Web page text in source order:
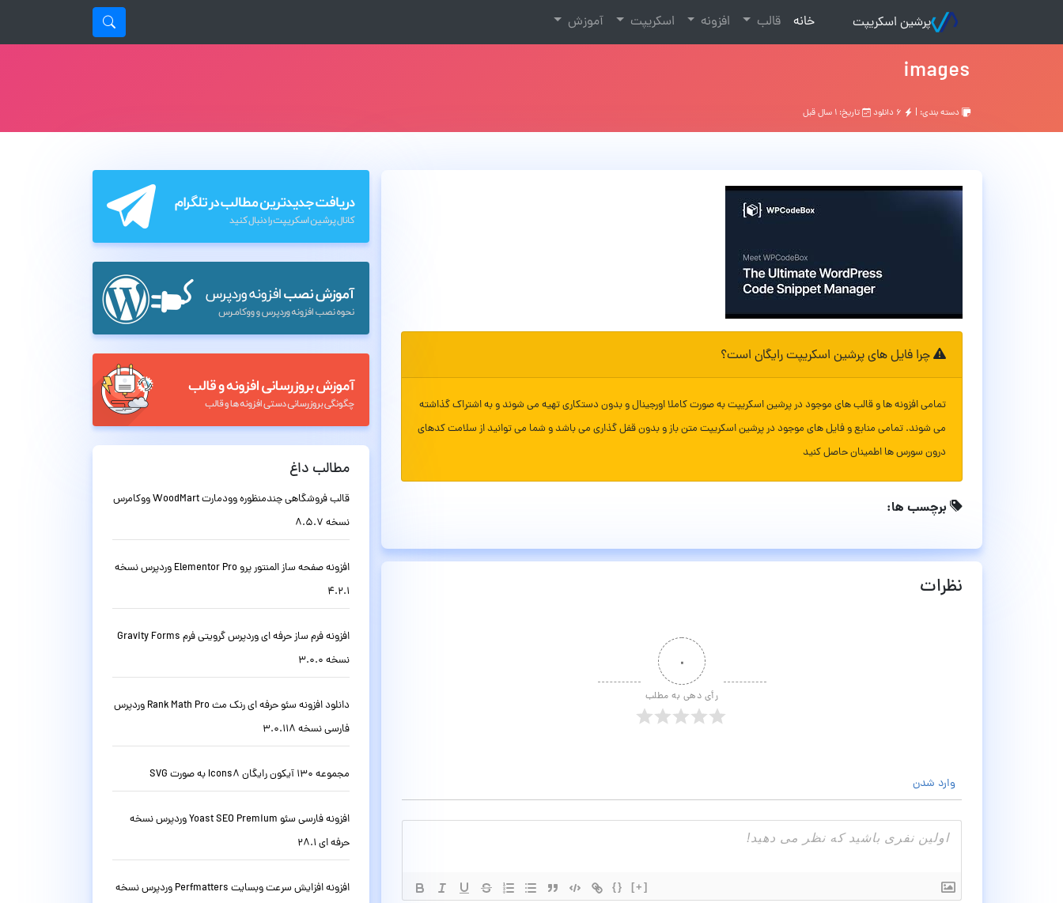
پرشین اسکریپت خانه
(current) قالب افزونه اسکریپت آموزش
images
دسته بندی: | تاریخ: ۱ سال قبل
چرا فایل های پرشین اسکریپت رایگان است؟
تمامی افزونه ها و قالب های موجود در پرشین اسکریپت به صورت کاملا اورجینال و بدون دستکاری تهیه می شوند و به اشتراک گذاشته
می شوند. تمامی منابع و فایل های موجود در پرشین اسکریپت متن باز و بدون قفل گذاری می باشد و شما می توانید از سلامت کدهای
درون سورس ها اطمینان حاصل کنید
برچسب ها:
نظرات
۰
رأی دهی به مطلب
وارد شدن
{} [+]
مطالب داغ
قالب فروشگاهی چندمنظوره وودمارت WoodMart ووکامرس
نسخه 8.5.7
افزونه صفحه ساز المنتور پرو Elementor Pro وردپرس نسخه
4.2.1
افزونه فرم ساز حرفه ای وردپرس گرویتی فرم Gravity Forms
نسخه 3.0.0
دانلود افزونه سئو حرفه ای رنک مث Rank Math Pro وردپرس
فارسی نسخه 3.0.118
مجموعه 130 آیکون رایگان Icons8 به صورت SVG
افزونه فارسی سئو Yoast SEO Premium وردپرس نسخه
حرفه ای 28.1
افزونه افزایش سرعت وبسایت Perfmatters وردپرس نسخه